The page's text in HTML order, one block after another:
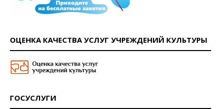
ОЦЕНКА КАЧЕСТВА УСЛУГ УЧРЕЖДЕНИЙ КУЛЬТУРЫ
ГОСУСЛУГИ